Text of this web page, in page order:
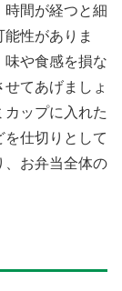
時間が経つと細
性がありま
味や食感を損な
てあげましょ
カップに入れた
を仕切りとして
、お弁当全体の